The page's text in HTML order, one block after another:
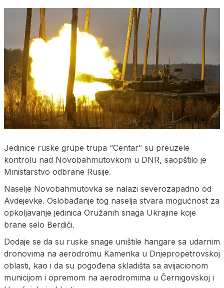
Jedinice ruske grupe trupa “Centar” su preuzele
kontrolu nad Novobahmutovkom u DNR, saopštilo je
Ministarstvo odbrane Rusije.
Naselje Novobahmutovka se nalazi severozapadno od
Avdejevke. Oslobađanje tog naselja stvara mogućnost za
opkoljavanje jedinica Oružanih snaga Ukrajine koje
brane selo Berdiči.
Dodaje se da su ruske snage uništile hangare sa udarnim
dronovima na aerodromu Kamenka u Dnjepropetrovskoj
oblasti, kao i da su pogođena skladišta sa avijacionom
municijom i opremom na aerodromima u Černigovskoj i